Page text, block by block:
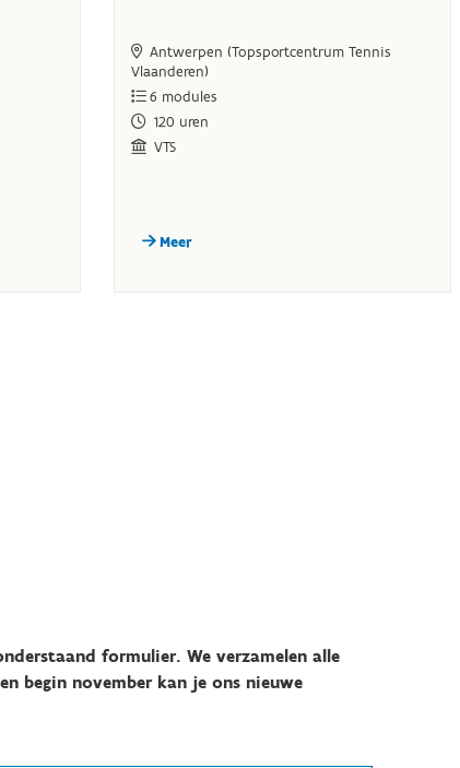
formulier. We verzamelen alle
begin november kan je ons nieuwe